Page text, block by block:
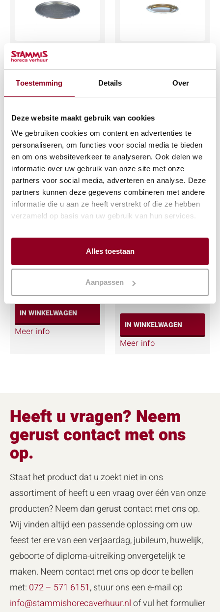
Toestemming Details Over
Deze website maakt gebruik van cookies
We gebruiken cookies om content en advertenties te
personaliseren, om functies voor social media te bieden
en om ons websiteverkeer te analyseren. Ook delen we
informatie over uw gebruik van onze site met onze
partners voor social media, adverteren en analyse. Deze
partners kunnen deze gegevens combineren met andere
informatie die u aan ze heeft verstrekt of die ze hebben
verzameld op basis van uw gebruik van hun services.
Alles toestaan
Aanpassen
Serveerschaal
Ø100 cm
€5,82
(excl. btw)
Meer info
ovaal 29x41cm.
€
(excl. btw)
Meer info
€24,02
IN WINKELWAGEN
Meer info
Brandpasta per
potje
€ 1,59
(excl. btw)
IN WINKELWAGEN
Meer info
Heeft u vragen? Neem
gerust contact met ons
op.
Staat het product dat u zoekt niet in ons
assortiment of heeft u een vraag over één van onze
producten? Neem dan gerust contact met ons op.
Wij vinden altijd een passende oplossing om uw
feest ter ere van een verjaardag, jubileum, huwelijk,
geboorte of diploma-uitreiking onvergetelijk te
maken. Neem contact met ons op door te bellen
met: 072 – 571 6151, stuur ons een e-mail op
info@stammishorecaverhuur.nlof vul het formulier